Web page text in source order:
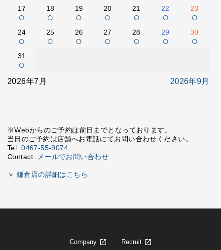
17
○
18
○
19
○
20
○
21
○
22
○
23
○
24
○
25
○
26
○
27
○
28
○
29
○
30
○
31
○
2026年7月 2026年9月
※Webからのご予約は前日までとなっております。
当日のご予約は店舗へお電話にてお問い合わせください。
Tel :0467-55-9074
Contact : メールでお問い合わせ
＞ 鎌倉店の詳細はこちら
Company Recruit